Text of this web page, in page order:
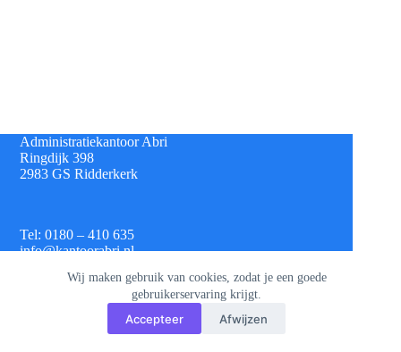
Wij maken gebruik van cookies, zodat je een goede
gebruikerservaring krijgt.
Accepteer Afwijzen
Administratiekantoor Abri
Ringdijk 398
2983 GS Ridderkerk
Tel: 0180 – 410 635
info@kantoorabri.nl
IBAN: NL 08 INGB 0693 4313 42